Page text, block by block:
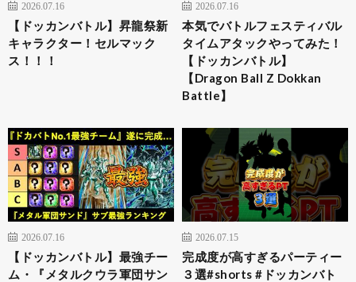
2026.07.16
【ドッカンバトル】昇龍祭新
キャラクター！セルマック
ス！！！
2026.07.16
本気でバトルフェスティバル
タイムアタックやってみた！
【ドッカンバトル】
【Dragon Ball Z Dokkan
Battle】
2026.07.16
【ドッカンバトル】最強チー
ム・『メタルクウラ軍団サン
2026.07.15
完成度が高すぎるパーティー
３選#shorts #ドッカンバト